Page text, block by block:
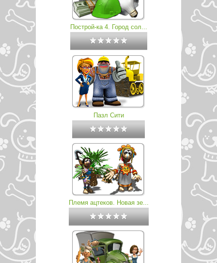
Построй-ка 4. Город сол...
Пазл Сити
Племя ацтеков. Новая зе...